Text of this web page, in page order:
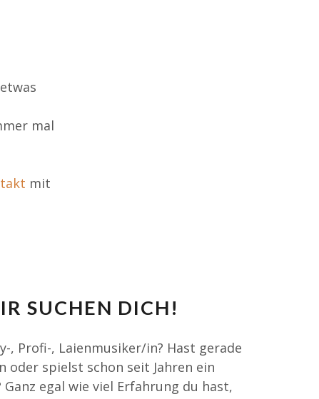
mal
mit
SUCHEN DICH!
, Profi-, Laienmusiker/in? Hast gerade
oder spielst schon seit Jahren ein
egal wie viel Erfahrung du hast,